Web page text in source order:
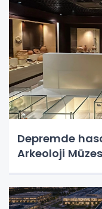
Depremde
Arkeoloji